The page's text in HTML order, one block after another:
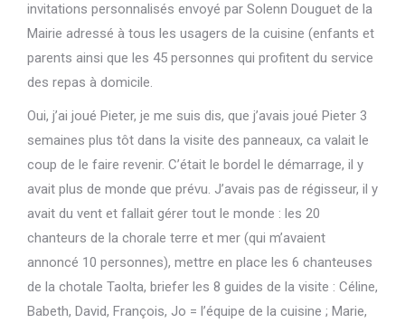
invitations personnalisés envoyé par Solenn Douguet de la
Mairie adressé à tous les usagers de la cuisine (enfants et
parents ainsi que les 45 personnes qui profitent du service
des repas à domicile.
Oui, j’ai joué Pieter, je me suis dis, que j’avais joué Pieter 3
semaines plus tôt dans la visite des panneaux, ca valait le
coup de le faire revenir. C’était le bordel le démarrage, il y
avait plus de monde que prévu. J’avais pas de régisseur, il y
avait du vent et fallait gérer tout le monde : les 20
chanteurs de la chorale terre et mer (qui m’avaient
annoncé 10 personnes), mettre en place les 6 chanteuses
de la chotale Taolta, briefer les 8 guides de la visite : Céline,
Babeth, David, François, Jo = l’équipe de la cuisine ; Marie,